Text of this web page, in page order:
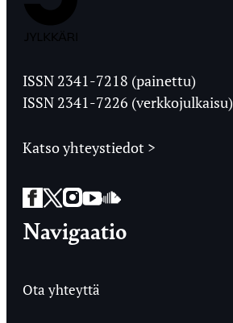
Ylioppilaslehti
ISSN 2341-7218 (painettu)
ISSN 2341-7226 (verkkojulkaisu)
Katso yhteystiedot >
Facebook
Twitter
Instagram
YouTube
SoundCloud
Navigaatio
Ota yhteyttä